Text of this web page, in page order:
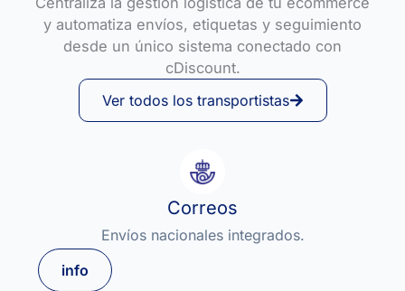
y automatiza envíos, etiquetas y seguimiento
desde un único sistema conectado con
cDiscount.
Ver todos los transportistas
Correos
Envíos nacionales integrados.
info